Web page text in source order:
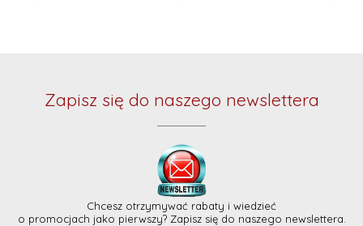
Zapisz się do naszego newslettera
Chcesz otrzymywać rabaty i wiedzieć
o promocjach jako pierwszy? Zapisz się do naszego newslettera.